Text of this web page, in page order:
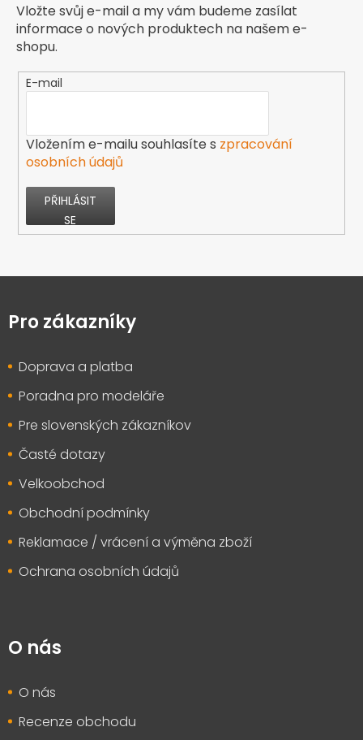
Vložte svůj e-mail a my vám budeme zasílat
informace o nových produktech na našem e-
shopu.
E-mail
Vložením e-mailu souhlasíte s zpracování
osobních údajů
PŘIHLÁSIT
SE
pPro zákazníky
Doprava a platba
Poradna pro modeláře
Pre slovenských zákazníkov
Časté dotazy
Velkoobchod
Obchodní podmínky
Reklamace / vrácení a výměna zboží
Ochrana osobních údajů
O nás
O nás
Recenze obchodu